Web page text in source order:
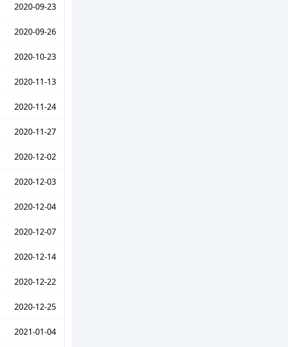
2020-09-23
2020-09-26
2020-10-23
2020-11-13
2020-11-24
2020-11-27
2020-12-02
2020-12-03
2020-12-04
2020-12-07
2020-12-14
2020-12-22
2020-12-25
2021-01-04